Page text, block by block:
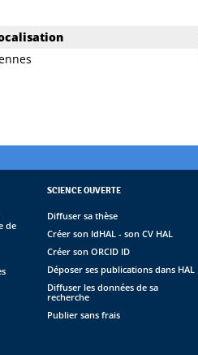
de
SCIENCE OUVERTE
Diffuser sa thèse
Créer son IdHAL - son CV HAL
Créer son ORCID ID
Déposer ses publications dans HAL
Diffuser les données de sa
recherche
Publier sans frais